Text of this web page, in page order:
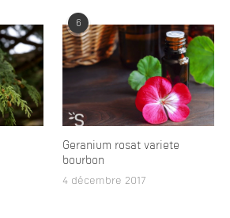
6
Geranium rosat variete
bourbon
4 décembre 2017